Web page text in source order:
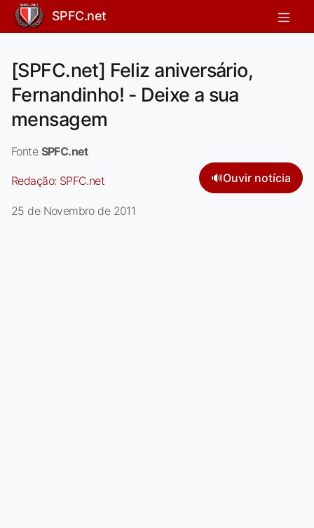
SPFC.net
[SPFC.net] Feliz aniversário,
Fernandinho! - Deixe a sua
mensagem
Fonte SPFC.net
Redação: SPFC.net 🔊Ouvir notícia
25 de Novembro de 2011